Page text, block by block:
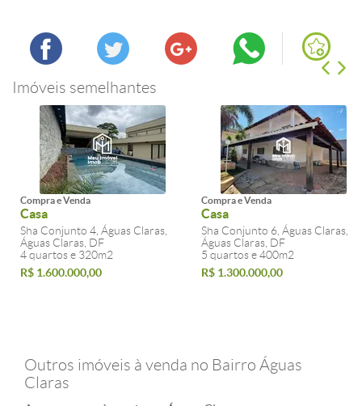
Imóveis semelhantes
Compra e Venda
Casa
Sha Conjunto 4, Águas Claras,
Águas Claras, DF
4 quartos e 320m2
R$ 1.600.000,00
Compra e Venda
Casa
Sha Conjunto 6, Águas Claras,
Águas Claras, DF
5 quartos e 400m2
R$ 1.300.000,00
Outros imóveis à venda no Bairro Águas
Claras